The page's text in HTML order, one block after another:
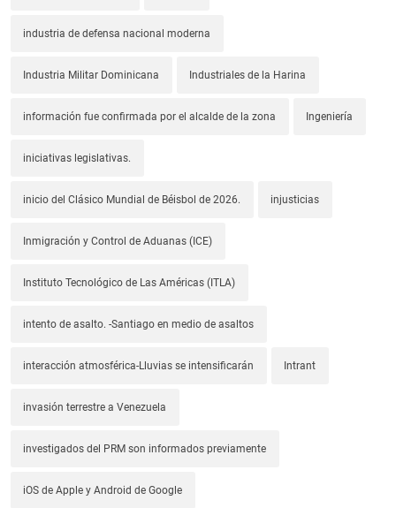
industria de defensa nacional moderna
Industria Militar Dominicana Industriales de la Harina
información fue confirmada por el alcalde de la zona Ingeniería
iniciativas legislativas.
inicio del Clásico Mundial de Béisbol de 2026. injusticias
Inmigración y Control de Aduanas (ICE)
Instituto Tecnológico de Las Américas (ITLA)
intento de asalto. -Santiago en medio de asaltos
interacción atmosférica-Lluvias se intensificarán Intrant
invasión terrestre a Venezuela
investigados del PRM son informados previamente
iOS de Apple y Android de Google